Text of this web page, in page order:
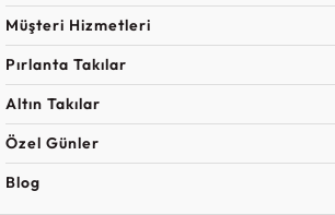
Müşteri Hizmetleri
Pırlanta Takılar
Altın Takılar
Özel Günler
Blog